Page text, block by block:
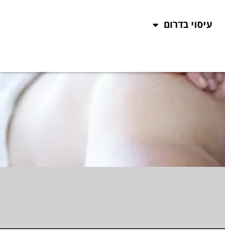
עיסוי בדרום